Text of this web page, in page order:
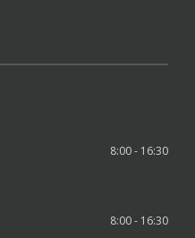
8:00 - 16:30
8:00 - 16:30